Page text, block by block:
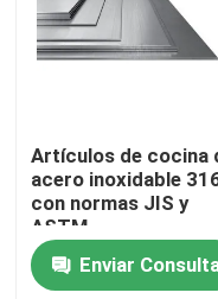
Placas de metal
bobina de acero
Perfil de acero
Artículos de cocina
acero inoxidable
con normas JIS y
ASTM
Enviar